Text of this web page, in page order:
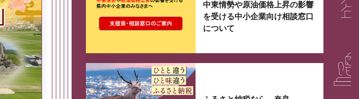
県民だより奈良」
号
中東情勢や原油価格上昇の影響
を受ける中小企業向け相談窓口
について